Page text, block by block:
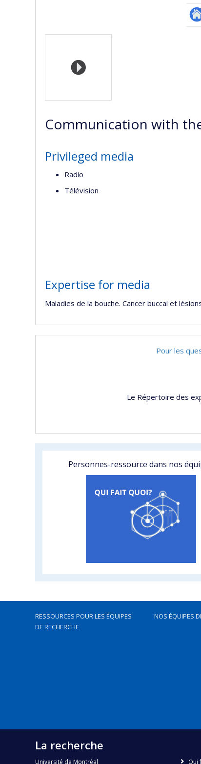
Media
Communication with
Privileged media
Radio
Télévision
Expertise for media
Maladies de la bouche. Cancer buccal et
Pour les
Le Répertoire des
Personnes-ressource dans nos
RESSOURCES POUR LES ÉQUIPES
DE RECHERCHE
NOS ÉQUIPES
La recherche
Université de Montréal Qui